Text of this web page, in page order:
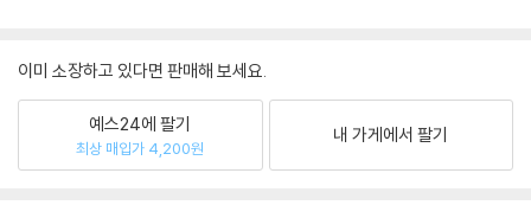
이미 소장하고 있다면 판매해 보세요.
예스24에 팔기
최상 매입가 4,200원
내 가게에서 팔기